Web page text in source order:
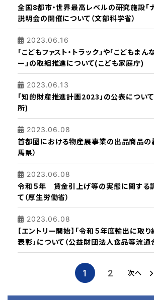
全国8都市・世界最高レベルの研究施設「
説明会の開催について（文部科学省）
2023.06.16
「こどもファスト・トラック」や「こどもま
ー」の取組推進について(こども家庭庁)
2023.06.13
「知的財産推進計画2023」の公表につい
所)
2023.06.08
首都圏における物産展事業の出品商品の
馬県）
2023.06.08
令和５年 賃金引上げ等の実態に関する
て（厚生労働省）
2023.06.08
【エントリー開始】「令和５年度輸出に取
表彰」について（公益財団法人食品等流通
1 2 次へ